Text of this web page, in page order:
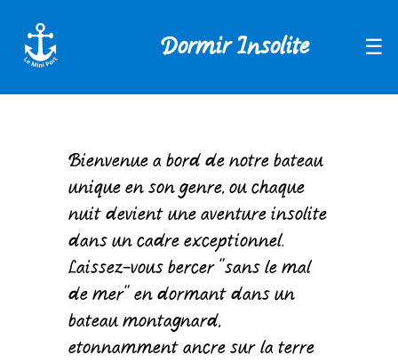
Dormir Insolite ☰
Bienvenue à bord de notre bateau
unique en son genre, où chaque
nuit devient une aventure insolite
dans un cadre exceptionnel.
Laissez-vous bercer "sans le mal
de mer" en dormant dans un
bateau montagnard,
étonnamment ancré sur la terre